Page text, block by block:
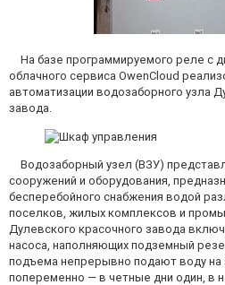
На базе программируемого реле с
облачного сервиса OwenCloud
автоматизации водозаборного узла
завода.
Водозаборный узел (ВЗУ)
сооружений и оборудования,
бесперебойного снабжения водой
поселков, жилых комплексов и
Дулевского красочного завода
насоса, наполняющих подземный
подъема непрерывно подают воду
попеременно — в четные дни один, в